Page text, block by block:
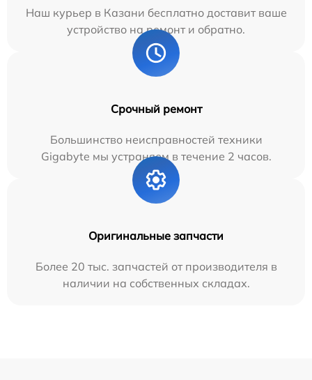
Наш курьер в Казани бесплатно доставит ваше
устройство на ремонт и обратно.
Срочный ремонт
Большинство неисправностей техники
Gigabyte мы устраняем в течение 2 часов.
Оригинальные запчасти
Более 20 тыс. запчастей от производителя в
наличии на собственных складах.